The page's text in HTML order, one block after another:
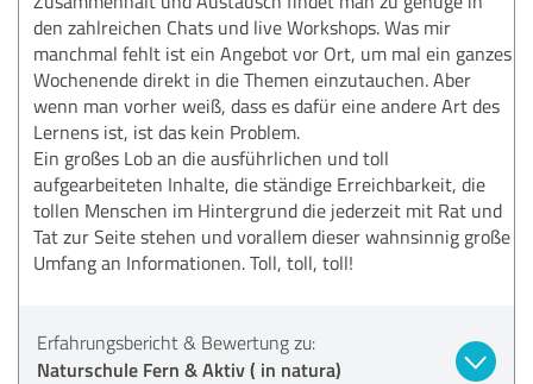
den zahlreichen Chats und live Workshops. Was mir
manchmal fehlt ist ein Angebot vor Ort, um mal ein ganzes
Wochenende direkt in die Themen einzutauchen. Aber
wenn man vorher weiß, dass es dafür eine andere Art des
Lernens ist, ist das kein Problem.
Ein großes Lob an die ausführlichen und toll
aufgearbeiteten Inhalte, die ständige Erreichbarkeit, die
tollen Menschen im Hintergrund die jederzeit mit Rat und
Tat zur Seite stehen und vorallem dieser wahnsinnig große
Umfang an Informationen. Toll, toll, toll!
Erfahrungsbericht & Bewertung zu:
Naturschule Fern & Aktiv ( in natura)